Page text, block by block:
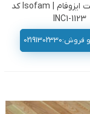
پارکت لمینت ایزوفام | Isofam کد
INC1-1123